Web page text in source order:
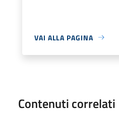
VAI ALLA PAGINA
Contenuti correlati